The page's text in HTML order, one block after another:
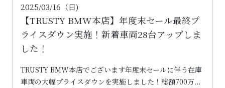
2025/03/16（日)
【TRUSTY BMW本店】年度末セール最終プ
ライスダウン実施！新着車両28台アップしま
した！
TRUSTY BMW本店でございます年度末セールに伴う在庫
車両の大幅プライスダウンを実施しました！総額700万...